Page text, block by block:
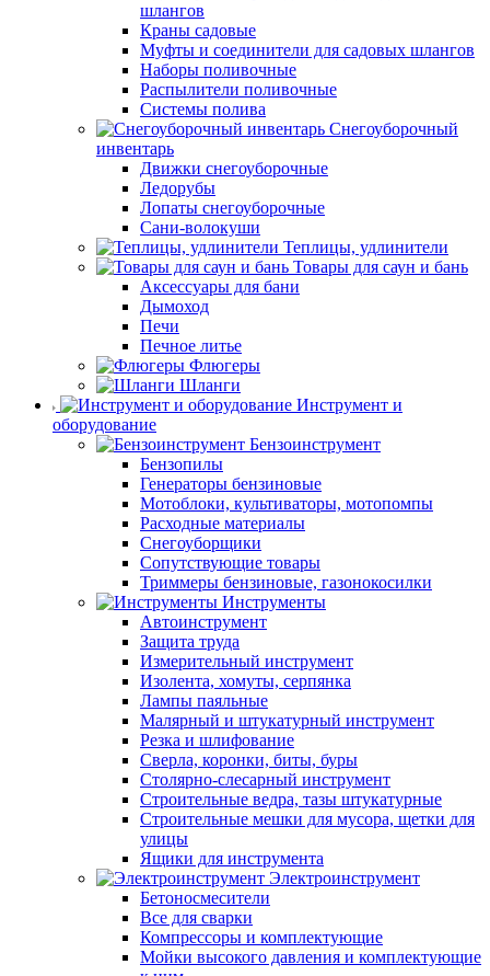
шлангов
Краны садовые
Муфты и соединители для садовых шлангов
Наборы поливочные
Распылители поливочные
Системы полива
Снегоуборочный
инвентарь
Движки снегоуборочные
Ледорубы
Лопаты снегоуборочные
Сани-волокуши
Теплицы, удлинители
Товары для саун и бань
Аксессуары для бани
Дымоход
Печи
Печное литье
Флюгеры
Шланги
Инструмент и
оборудование
Бензоинструмент
Бензопилы
Генераторы бензиновые
Мотоблоки, культиваторы, мотопомпы
Расходные материалы
Снегоуборщики
Сопутствующие товары
Триммеры бензиновые, газонокосилки
Инструменты
Автоинструмент
Защита труда
Измерительный инструмент
Изолента, хомуты, серпянка
Лампы паяльные
Малярный и штукатурный инструмент
Резка и шлифование
Сверла, коронки, биты, буры
Столярно-слесарный инструмент
Строительные ведра, тазы штукатурные
Строительные мешки для мусора, щетки для
улицы
Ящики для инструмента
Электроинструмент
Бетоносмесители
Все для сварки
Компрессоры и комплектующие
Мойки высокого давления и комплектующие